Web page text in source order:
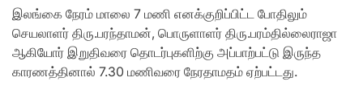
இலங்கை நேரம் மாலை 7 மணி எனக்குறிப்பிட்ட போதிலும்
செயலாளர் திரு.பரந்தாமன், பொருளாளர் திரு.பரம்தில்லைராஜா
ஆகியோர் இறுதிவரை தொடர்புகளிற்கு அப்பாற்பட்டு இருந்த
காரணத்தினால் 7.30 மணிவரை நேரதாமதம் ஏற்பட்டது.